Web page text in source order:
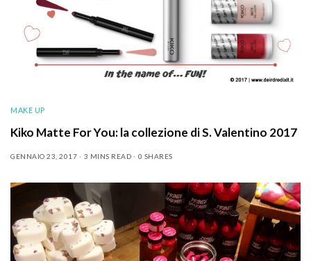
MAKE UP
Kiko Matte For You: la collezione di S. Valentino 2017
GENNAIO 23, 2017 3 MINS READ 0 SHARES